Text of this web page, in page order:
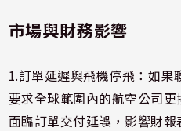
市場與財務影響
1.訂單延遲與飛機停飛：如果
要求全球範圍內的航空公司
面臨訂單交付延誤，影響財報